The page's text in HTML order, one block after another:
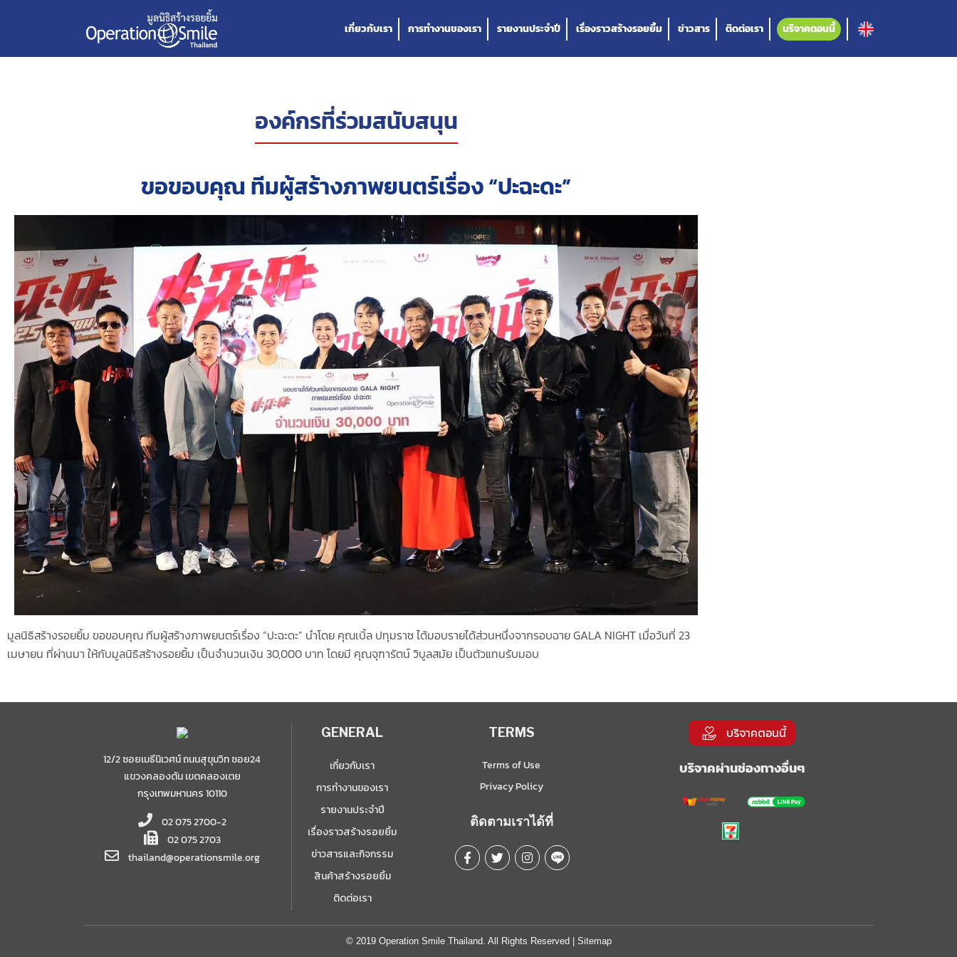
เกี่ยวกับเรา การทำงานของเรา รายงานประจำปี เรื่องราวสร้างรอยยิ้ม ข่าวสาร ติดต่อเรา บริจาคตอนนี้
องค์กรที่ร่วมสนับสนุน
ขอขอบคุณ ทีมผู้สร้างภาพยนตร์เรื่อง “ปะฉะดะ”
มูลนิธิสร้างรอยยิ้ม ขอขอบคุณ ทีมผู้สร้างภาพยนตร์เรื่อง “ปะฉะดะ” นำโดย คุณเบิ้ล ปทุมราช ได้มอบรายได้ส่วนหนึ่งจากรอบฉาย GALA NIGHT เมื่อวันที่ 23
เมษายน ที่ผ่านมา ให้กับมูลนิธิสร้างรอยยิ้ม เป็นจำนวนเงิน 30,000 บาท โดยมี คุณจุฑารัตน์ วิบูลสมัย เป็นตัวแทนรับมอบ
12/2 ซอยเมธีนิเวศน์ ถนนสุขุมวิท ซอย24
แขวงคลองตัน เขตคลองเตย
กรุงเทพมหานคร 10110
02 075 2700-2
02 075 2703
thailand@operationsmile.org
GENERAL
เกี่ยวกับเรา
การทำงานของเรา
รายงานประจำปี
เรื่องราวสร้างรอยยิ้ม
ข่าวสารและกิจกรรม
สินค้าสร้างรอยยิ้ม
ติดต่อเรา
TERMS
Terms of Use
Privacy Policy
ติดตามเราได้ที่
บริจาคตอนนี้
บริจาคผ่านช่องทางอื่นๆ
© 2019 Operation Smile Thailand. All Rights Reserved | Sitemap